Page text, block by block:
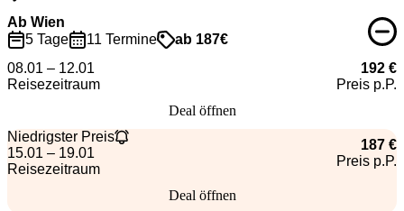
Ab Wien
5 Tage
11 Termine
ab 187€
08.01 – 12.01
Reisezeitraum
192 €
Preis p.P.
Deal öffnen
Niedrigster Preis
15.01 – 19.01
Reisezeitraum
187 €
Preis p.P.
Deal öffnen